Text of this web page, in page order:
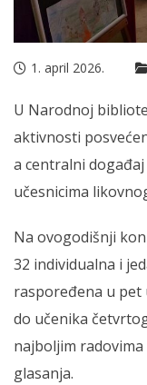
1. april 2026.
U Narodnoj
aktivnosti
a centralni
učesnicima
Na ovogodišnji
32 individualna i
raspoređena u pet
do učenika
najboljim
glasanja.